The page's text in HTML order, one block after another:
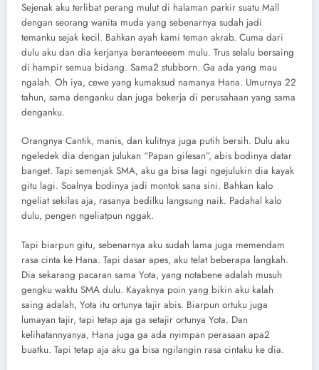
Sejenak aku terlibat perang mulut di halaman parkir suatu Mall
dengan seorang wanita muda yang sebenarnya sudah jadi
temanku sejak kecil. Bahkan ayah kami teman akrab. Cuma dari
dulu aku dan dia kerjanya beranteeeem mulu. Trus selalu bersaing
di hampir semua bidang. Sama2 stubborn. Ga ada yang mau
ngalah. Oh iya, cewe yang kumaksud namanya Hana. Umurnya 22
tahun, sama denganku dan juga bekerja di perusahaan yang sama
denganku.
Orangnya Cantik, manis, dan kulitnya juga putih bersih. Dulu aku
ngeledek dia dengan julukan “Papan gilesan”, abis bodinya datar
banget. Tapi semenjak SMA, aku ga bisa lagi ngejulukin dia kayak
gitu lagi. Soalnya bodinya jadi montok sana sini. Bahkan kalo
ngeliat sekilas aja, rasanya bedilku langsung naik. Padahal kalo
dulu, pengen ngeliatpun nggak.
Tapi biarpun gitu, sebenarnya aku sudah lama juga memendam
rasa cinta ke Hana. Tapi dasar apes, aku telat beberapa langkah.
Dia sekarang pacaran sama Yota, yang notabene adalah musuh
gengku waktu SMA dulu. Kayaknya poin yang bikin aku kalah
saing adalah, Yota itu ortunya tajir abis. Biarpun ortuku juga
lumayan tajir, tapi tetap aja ga setajir ortunya Yota. Dan
kelihatannyanya, Hana juga ga ada nyimpan perasaan apa2
buatku. Tapi tetap aja aku ga bisa ngilangin rasa cintaku ke dia.